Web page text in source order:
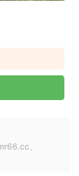
、